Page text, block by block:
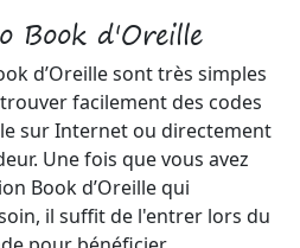
Book d'Oreille
d’Oreille sont très simples
facilement des codes
sur Internet ou directement
Une fois que vous avez
Book d’Oreille qui
il suffit de l'entrer lors du